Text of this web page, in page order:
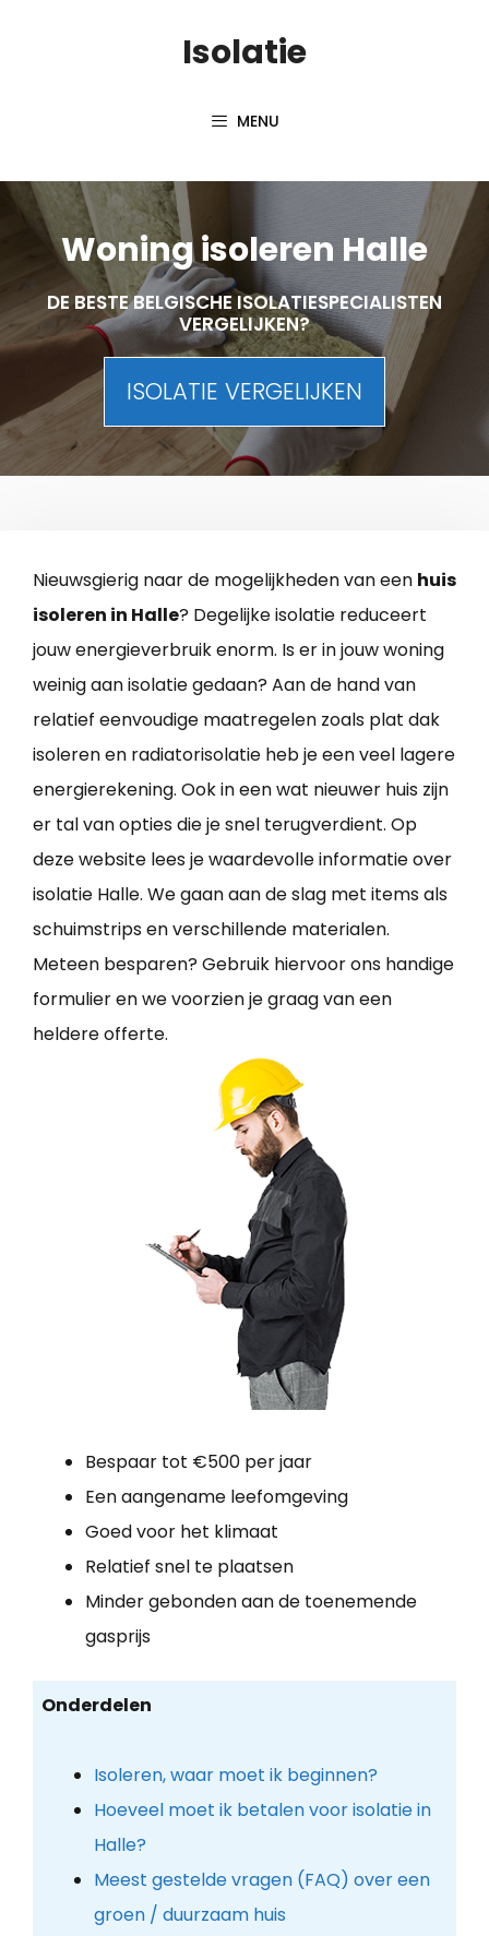
Isolatie
MENU
Woning isoleren Halle
DE BESTE BELGISCHE ISOLATIESPECIALISTEN
VERGELIJKEN?
ISOLATIE VERGELIJKEN
Nieuwsgierig naar de mogelijkheden van een huis
isoleren in Halle? Degelijke isolatie reduceert
jouw energieverbruik enorm. Is er in jouw woning
weinig aan isolatie gedaan? Aan de hand van
relatief eenvoudige maatregelen zoals plat dak
isoleren en radiatorisolatie heb je een veel lagere
energierekening. Ook in een wat nieuwer huis zijn
er tal van opties die je snel terugverdient. Op
deze website lees je waardevolle informatie over
isolatie Halle. We gaan aan de slag met items als
schuimstrips en verschillende materialen.
Meteen besparen? Gebruik hiervoor ons handige
formulier en we voorzien je graag van een
heldere offerte.
Bespaar tot €500 per jaar
Een aangename leefomgeving
Goed voor het klimaat
Relatief snel te plaatsen
Minder gebonden aan de toenemende
gasprijs
Onderdelen
Isoleren, waar moet ik beginnen?
Hoeveel moet ik betalen voor isolatie in
Halle?
Meest gestelde vragen (FAQ) over een
groen / duurzaam huis